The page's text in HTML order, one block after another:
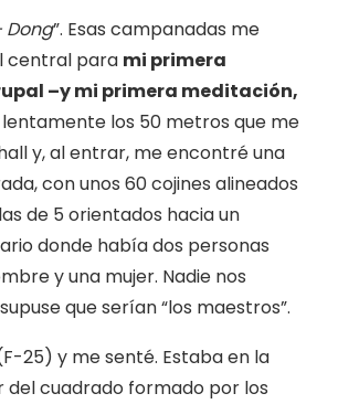
Dong”. Esas campanadas me
central para mi primera
–y mi primera meditación,
lentamente los 50 metros que me
y, al entrar, me encontré una
con unos 60 cojines alineados
de 5 orientados hacia un
donde había dos personas
y una mujer. Nadie nos
que serían “los maestros”.
25) y me senté. Estaba en la
del cuadrado formado por los